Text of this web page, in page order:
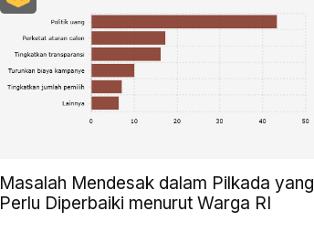
Masalah Mendesak dalam Pilkada yang
Perlu Diperbaiki menurut Warga RI